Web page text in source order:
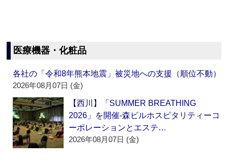
医療機器・化粧品
各社の「令和8年熊本地震」被災地への支援（順位不動）
2026年08月07日 (金)
【西川】「SUMMER BREATHING
2026」を開催‐森ビルホスピタリティーコ
ーポレーションとエステ…
2026年08月07日 (金)